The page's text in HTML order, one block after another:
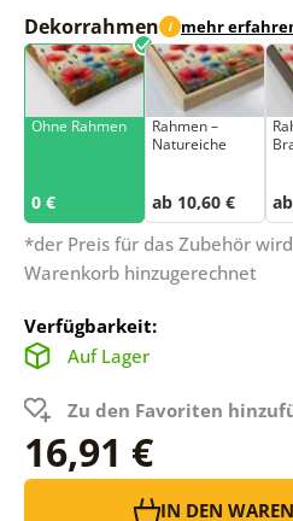
Dekorrahmen i mehr
Ohne Rahmen
0 €
Rahmen –
Natureiche
ab 10,60 €
*der Preis für das Zubehör
Warenkorb hinzugerechnet
Verfügbarkeit:
Auf Lager
Zu den Favoriten
16,91 €
IN DEN